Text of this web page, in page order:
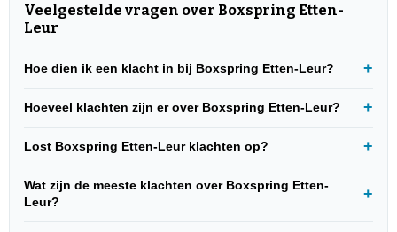
Veelgestelde vragen over Boxspring Etten-
Leur
Hoe dien ik een klacht in bij Boxspring Etten-Leur?
Hoeveel klachten zijn er over Boxspring Etten-Leur?
Lost Boxspring Etten-Leur klachten op?
Wat zijn de meeste klachten over Boxspring Etten-
Leur?